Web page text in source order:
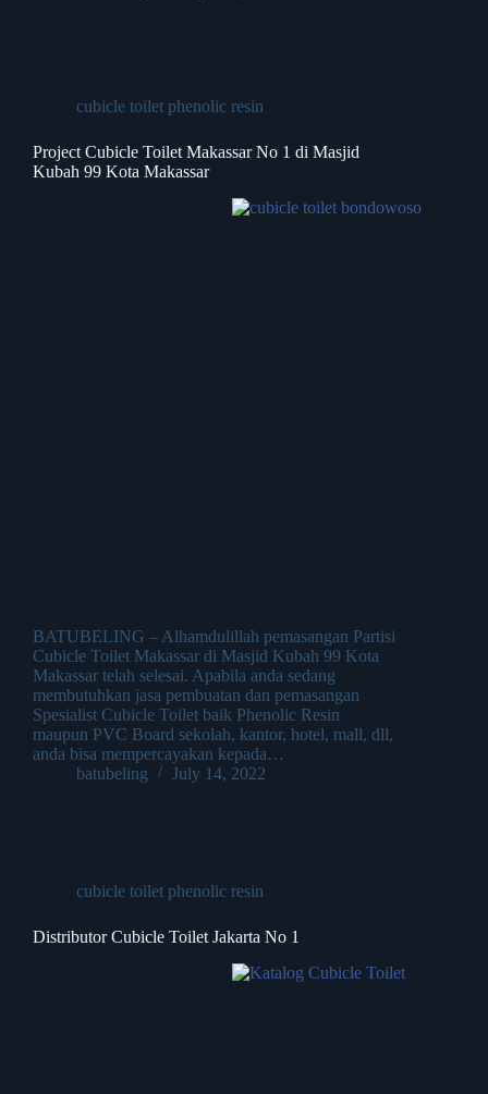
cubicle toilet phenolic resin
Project Cubicle Toilet Makassar No 1 di Masjid
Kubah 99 Kota Makassar
BATUBELING – Alhamdulillah pemasangan Partisi
Cubicle Toilet Makassar di Masjid Kubah 99 Kota
Makassar telah selesai. Apabila anda sedang
membutuhkan jasa pembuatan dan pemasangan
Spesialist Cubicle Toilet baik Phenolic Resin
maupun PVC Board sekolah, kantor, hotel, mall, dll,
anda bisa mempercayakan kepada…
batubeling
July 14, 2022
cubicle toilet phenolic resin
Distributor Cubicle Toilet Jakarta No 1